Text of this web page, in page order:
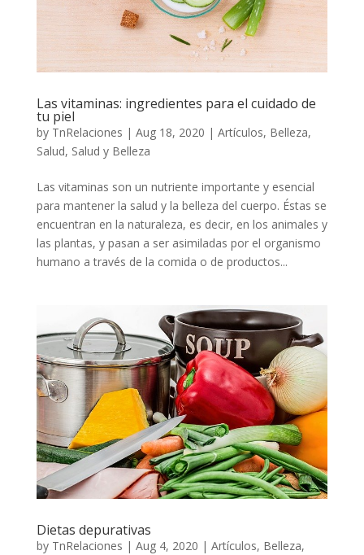
Las vitaminas: ingredientes para el cuidado de
tu piel
by TnRelaciones | Aug 18, 2020 | Artículos, Belleza,
Salud, Salud y Belleza
Las vitaminas son un nutriente importante y esencial
para mantener la salud y la belleza del cuerpo. Éstas se
encuentran en la naturaleza, es decir, en los animales y
las plantas, y pasan a ser asimiladas por el organismo
humano a través de la comida o de productos...
Dietas depurativas
by TnRelaciones | Aug 4, 2020 | Artículos, Belleza,